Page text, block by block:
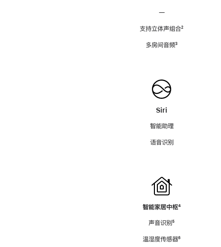
—
支持立体声组合脚
²
多房间音频脚
³
Siri
智能助理
语音识别
智能家居中枢脚
⁴
声音识别脚
⁵
温湿度传感器脚
⁶